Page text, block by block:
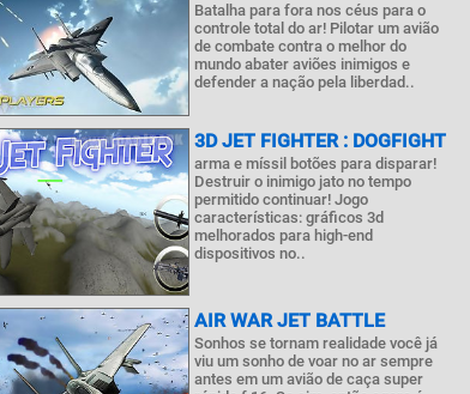
Batalha para fora nos céus para o
controle total do ar! Pilotar um avião
de combate contra o melhor do
mundo abater aviões inimigos e
defender a nação pela liberdad..
3D JET FIGHTER : DOGFIGHT
arma e míssil botões para disparar!
Destruir o inimigo jato no tempo
permitido continuar! Jogo
características: gráficos 3d
melhorados para high-end
dispositivos no..
AIR WAR JET BATTLE
Sonhos se tornam realidade você já
viu um sonho de voar no ar sempre
antes em um avião de caça super